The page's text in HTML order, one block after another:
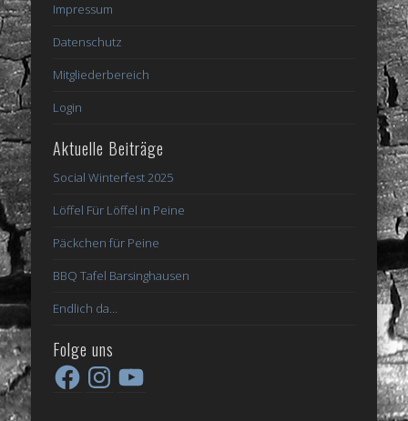
Impressum
Datenschutz
Mitgliederbereich
Login
Aktuelle Beiträge
Social Winterfest 2025
Löffel Für Löffel in Peine
Päckchen für Peine
BBQ Tafel Barsinghausen
Endlich da…
Folge uns
FacebookInstagramYouTube